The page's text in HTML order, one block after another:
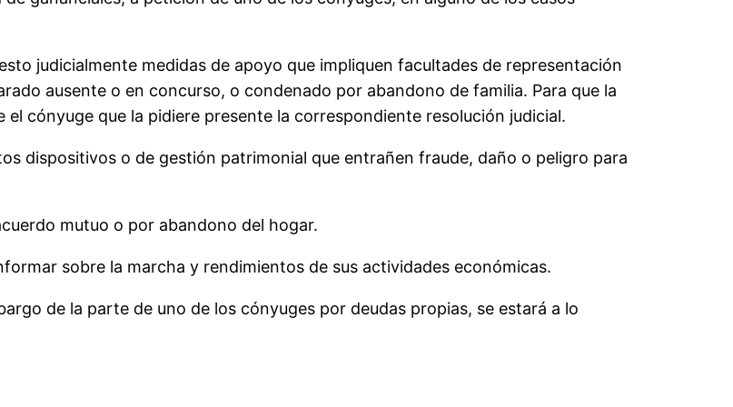
judicialmente medidas de apoyo que impliquen facultades de representación
ausente o en concurso, o condenado por abandono de familia. Para que la
cónyuge que la pidiere presente la correspondiente resolución judicial.
dispositivos o de gestión patrimonial que entrañen fraude, daño o peligro para
mutuo o por abandono del hogar.
sobre la marcha y rendimientos de sus actividades económicas.
de la parte de uno de los cónyuges por deudas propias, se estará a lo